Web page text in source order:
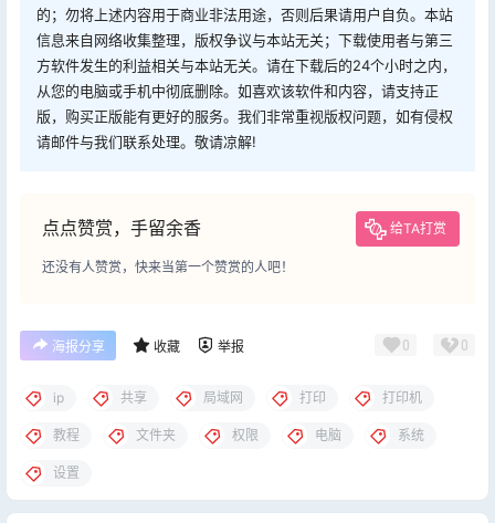
的；勿将上述内容用于商业非法用途，否则后果请用户自负。本站
信息来自网络收集整理，版权争议与本站无关；下载使用者与第三
方软件发生的利益相关与本站无关。请在下载后的24个小时之内，
从您的电脑或手机中彻底删除。如喜欢该软件和内容，请支持正
版，购买正版能有更好的服务。我们非常重视版权问题，如有侵权
请邮件与我们联系处理。敬请凉解!
点点赞赏，手留余香 给TA打赏
还没有人赞赏，快来当第一个赞赏的人吧！
海报分享 收藏 举报 0 0
ip 共享 局域网 打印 打印机
教程 文件夹 权限 电脑 系统
设置